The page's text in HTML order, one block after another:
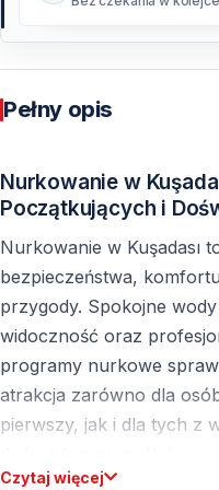
Pełny opis
Nurkowanie w
Początkujących i
Nurkowanie w Kuşadası
bezpieczeństwa,
przygody. Spokojne
widoczność oraz
programy nurkowe
atrakcja zarówno dla
pierwszy, jak i dla tych z
niewielkie podwodne
Czytaj więcej